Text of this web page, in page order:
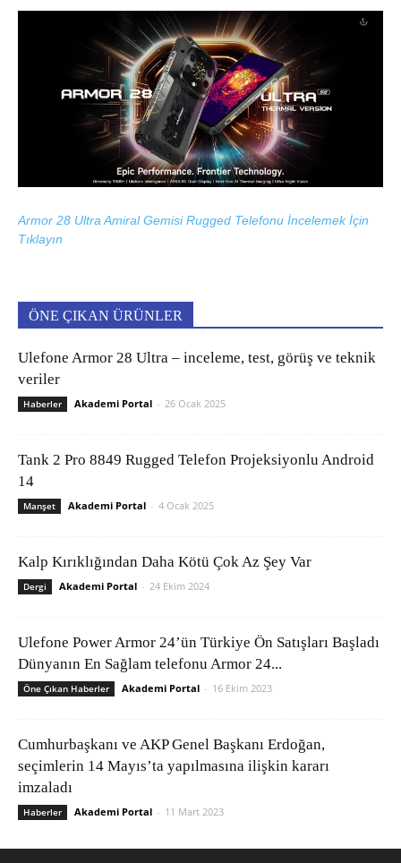
Armor 28 Ultra Amiral Gemisi Rugged Telefonu İncelemek İçin
Tıklayın
ÖNE ÇIKAN ÜRÜNLER
Ulefone Armor 28 Ultra – inceleme, test, görüş ve teknik
veriler
Haberler Akademi Portal - 26 Ocak 2025
Tank 2 Pro 8849 Rugged Telefon Projeksiyonlu Android
14
Manşet Akademi Portal - 4 Ocak 2025
Kalp Kırıklığından Daha Kötü Çok Az Şey Var
Dergi Akademi Portal - 24 Ekim 2024
Ulefone Power Armor 24’ün Türkiye Ön Satışları Başladı
Dünyanın En Sağlam telefonu Armor 24...
Öne Çıkan Haberler Akademi Portal - 16 Ekim 2023
Cumhurbaşkanı ve AKP Genel Başkanı Erdoğan,
seçimlerin 14 Mayıs’ta yapılmasına ilişkin kararı
imzaladı
Haberler Akademi Portal - 11 Mart 2023